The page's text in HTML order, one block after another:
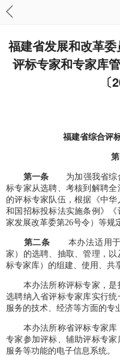
福建省发展和改革
评标专家和专家库
福建省综合评
第一条 为加强我省
标专家从选聘、考核到解聘
的评标专家队伍，根据《中
和国招标投标法实施条例》
家发展改革委第26号令）等规
第二条 本办法适用
家）的选聘、抽取、管理，
标专家库）的组建、使用、共
本办法所称评标专家，是
选聘纳入省评标专家库实行
服务的技术、经济等方面的专
本办法所称省评标专家库
专家参加评标、辅助评标专
服务等功能的电子信息系统。